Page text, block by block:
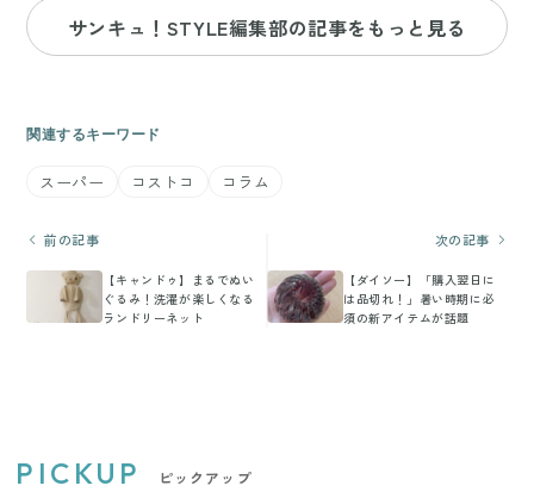
サンキュ！STYLE編集部の記事をもっと見る
関連するキーワード
スーパー コストコ コラム
前の記事
【キャンドゥ】まるでぬい
ぐるみ！洗濯が楽しくなる
ランドリーネット
次の記事
【ダイソー】「購入翌日に
は品切れ！」暑い時期に必
須の新アイテムが話題
PICKUP ピックアップ